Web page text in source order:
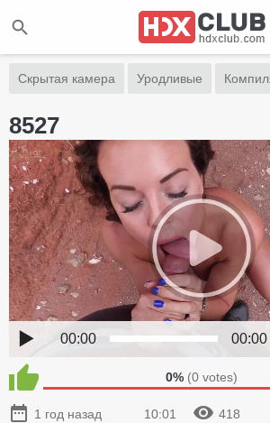
Скрытая камера Уродливые
8527
00:00 00:00
0% (0 votes)
1 год назад 10:01 418